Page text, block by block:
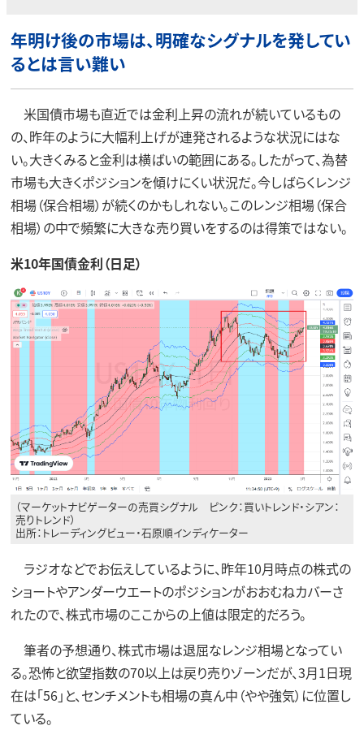
年明け後の市場は、明確なシグナルを発してい
るとは言い難い
米国債市場も直近では金利上昇の流れが続いているもの
の、昨年のように大幅利上げが連発されるような状況にはな
い。大きくみると金利は横ばいの範囲にある。したがって、為替
市場も大きくポジションを傾けにくい状況だ。今しばらくレンジ
相場（保合相場）が続くのかもしれない。このレンジ相場（保合
相場）の中で頻繁に大きな売り買いをするのは得策ではない。
米10年国債金利（日足）
（マーケットナビゲーターの売買シグナル ピンク：買いトレンド・シアン：
売りトレンド）
出所：トレーディングビュー・石原順インディケーター
ラジオなどでお伝えしているように、昨年10月時点の株式の
ショートやアンダーウエートのポジションがおおむねカバーさ
れたので、株式市場のここからの上値は限定的だろう。
筆者の予想通り、株式市場は退屈なレンジ相場となってい
る。恐怖と欲望指数の70以上は戻り売りゾーンだが、3月1日現
在は「56」と、センチメントも相場の真ん中（やや強気）に位置し
ている。